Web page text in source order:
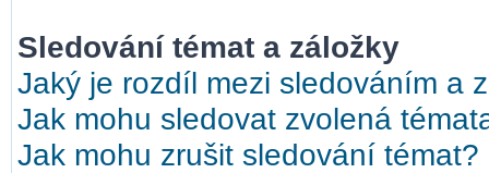
Sledování témat a záložky
Jaký je rozdíl mezi sledováním a
Jak mohu sledovat zvolená
Jak mohu zrušit sledování témat?